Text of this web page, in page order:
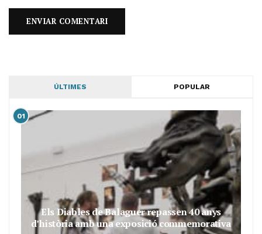
ÚLTIMES POPULAR
01
Els Diables de Balaguer repassen 40 anys
d’història amb una exposició commemorativa